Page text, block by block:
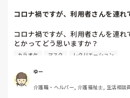
するときエプロンフェイスシールド
必須だし、、、、、
２階の利用者嘔吐したりで
なんだろうけど、、、、、
電車バス密になるから要注意
てのはまだわかる。
コロナ禍ですが、利用者さんを連れ
コロナ禍ですが、利用者さんを連れ
とかってどう思いますか？
施設内でも、カラオケや体操などみ
市でコロナ感染者が少ないからと言
じゃないですか？
上司が、
カラオケ マスク レクリエーション
ゆー
介護職・ヘルパー, 介護福祉士, 生活相談